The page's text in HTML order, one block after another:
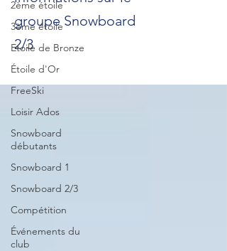
2ème étoile
3ème étoile
Etoile de Bronze
Étoile d'Or
FreeSki
Loisir Ados
Snowboard
débutants
Snowboard 1
Snowboard 2/3
Compétition
Événements du
club
groupe Snowboard
2/3